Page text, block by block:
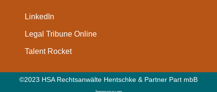
LinkedIn
Legal Tribune Online
Talent Rocket
©2023 HSA Rechtsanwälte Hentschke & Partner Part mbB